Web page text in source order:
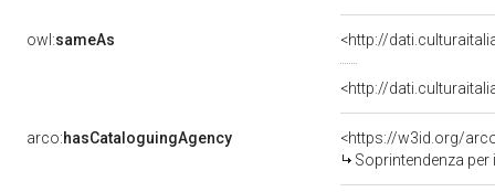
owl:sameAs <http://
<http://
arco:hasCataloguingAgency
<https://w3id.org/
Soprintendenza